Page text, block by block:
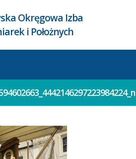
Okręgowa Izba
i Położnych